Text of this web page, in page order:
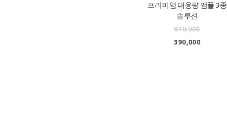
프리미엄 대용량 앰플 3종
솔루션
810,000
390,000